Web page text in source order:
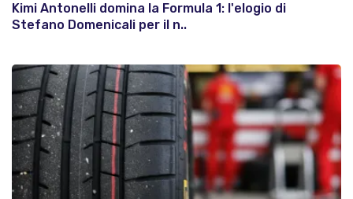
Kimi Antonelli domina la Formula 1: l'elogio di
Stefano Domenicali per il n..